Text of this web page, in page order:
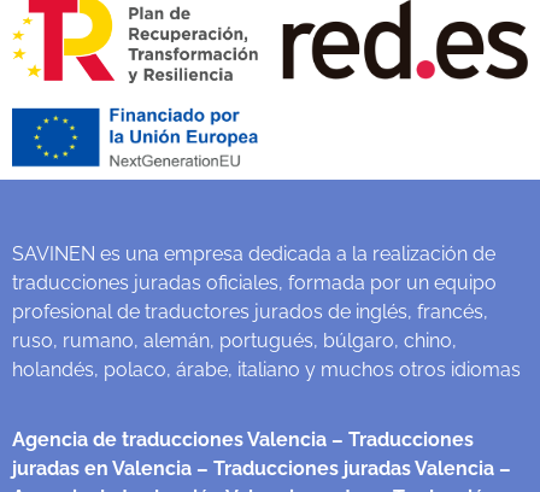
SAVINEN es una empresa dedicada a la realización de
traducciones juradas oficiales, formada por un equipo
profesional de traductores jurados de inglés, francés,
ruso, rumano, alemán, portugués, búlgaro, chino,
holandés, polaco, árabe, italiano y muchos otros idiomas
Agencia de traducciones Valencia – Traducciones
juradas en Valencia – Traducciones juradas Valencia –